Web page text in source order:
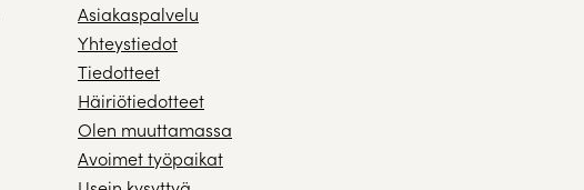
Asiakaspalvelu
Yhteystiedot
Tiedotteet
Häiriötiedotteet
Olen muuttamassa
Avoimet työpaikat